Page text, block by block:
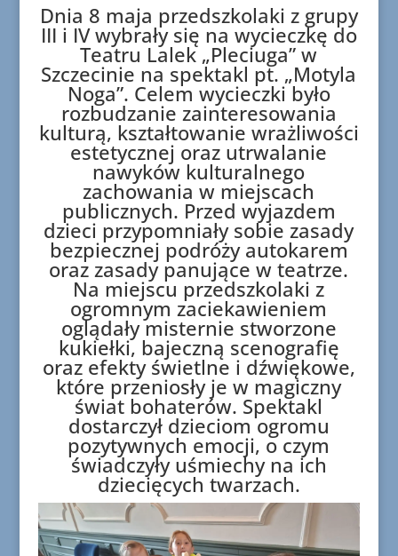
Dnia 8 maja przedszkolaki z grupy
III i IV wybrały się na wycieczkę do
Teatru Lalek „Pleciuga” w
Szczecinie na spektakl pt. „Motyla
Noga”. Celem wycieczki było
rozbudzanie zainteresowania
kulturą, kształtowanie wrażliwości
estetycznej oraz utrwalanie
nawyków kulturalnego
zachowania w miejscach
publicznych. Przed wyjazdem
dzieci przypomniały sobie zasady
bezpiecznej podróży autokarem
oraz zasady panujące w teatrze.
Na miejscu przedszkolaki z
ogromnym zaciekawieniem
oglądały misternie stworzone
kukiełki, bajeczną scenografię
oraz efekty świetlne i dźwiękowe,
które przeniosły je w magiczny
świat bohaterów. Spektakl
dostarczył dzieciom ogromu
pozytywnych emocji, o czym
świadczyły uśmiechy na ich
dziecięcych twarzach.